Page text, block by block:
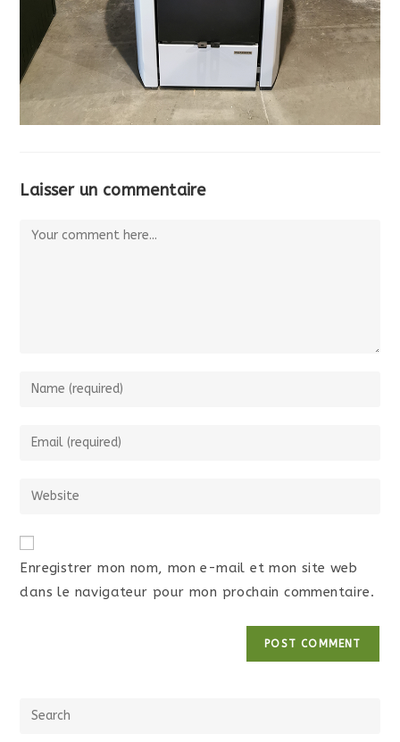
Laisser un commentaire
Enregistrer mon nom, mon e-mail et mon site web
dans le navigateur pour mon prochain commentaire.